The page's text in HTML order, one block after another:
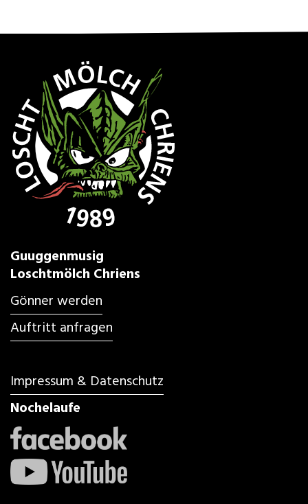
Guuggenmusig
Loschtmölch Chriens
Gönner werden
Auftritt anfragen
Impressum & Datenschutz
Nochelaufe